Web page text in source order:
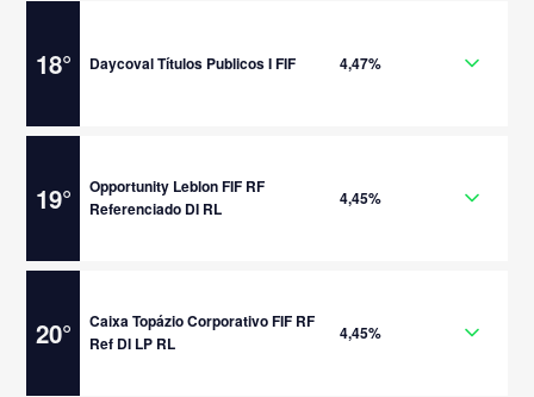
18° Daycoval Títulos Publicos I FIF 4,47%
19°
Opportunity Leblon FIF RF
Referenciado DI RL
4,45%
20°
Caixa Topázio Corporativo FIF RF
Ref DI LP RL
4,45%